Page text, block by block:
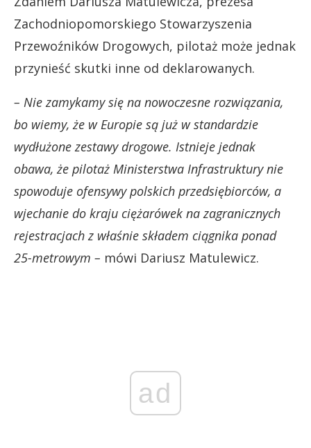
Zachodniopomorskiego Stowarzyszenia
Przewoźników Drogowych, pilotaż może jednak
przynieść skutki inne od deklarowanych.
– Nie zamykamy się na nowoczesne rozwiązania,
bo wiemy, że w Europie są już w standardzie
wydłużone zestawy drogowe. Istnieje jednak
obawa, że pilotaż Ministerstwa Infrastruktury nie
spowoduje ofensywy polskich przedsiębiorców, a
wjechanie do kraju ciężarówek na zagranicznych
rejestracjach z właśnie składem ciągnika ponad
25-metrowym – mówi Dariusz Matulewicz.
ad